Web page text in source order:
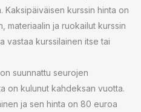
Kaksipäiväisen kurssin hinta on
materiaalin ja ruokailut kurssin
vastaa kurssilainen itse tai
suunnattu seurojen
on kulunut kahdeksan vuotta.
ja sen hinta on 80 euroa